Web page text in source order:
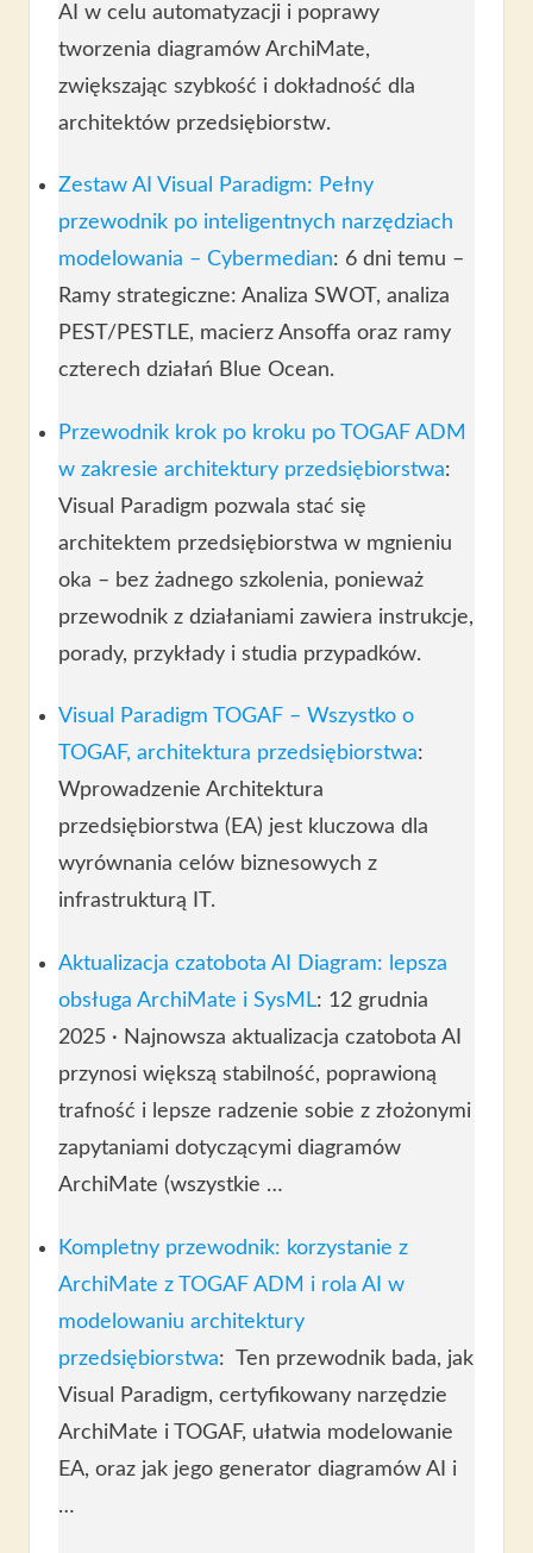
AI w celu automatyzacji i poprawy
tworzenia diagramów ArchiMate,
zwiększając szybkość i dokładność dla
architektów przedsiębiorstw.
Zestaw AI Visual Paradigm: Pełny
przewodnik po inteligentnych narzędziach
modelowania – Cybermedian: 6 dni temu –
Ramy strategiczne: Analiza SWOT, analiza
PEST/PESTLE, macierz Ansoffa oraz ramy
czterech działań Blue Ocean.
Przewodnik krok po kroku po TOGAF ADM
w zakresie architektury przedsiębiorstwa:
Visual Paradigm pozwala stać się
architektem przedsiębiorstwa w mgnieniu
oka – bez żadnego szkolenia, ponieważ
przewodnik z działaniami zawiera instrukcje,
porady, przykłady i studia przypadków.
Visual Paradigm TOGAF – Wszystko o
TOGAF, architektura przedsiębiorstwa:
Wprowadzenie Architektura
przedsiębiorstwa (EA) jest kluczowa dla
wyrównania celów biznesowych z
infrastrukturą IT.
Aktualizacja czatobota AI Diagram: lepsza
obsługa ArchiMate i SysML: 12 grudnia
2025 · Najnowsza aktualizacja czatobota AI
przynosi większą stabilność, poprawioną
trafność i lepsze radzenie sobie z złożonymi
zapytaniami dotyczącymi diagramów
ArchiMate (wszystkie …
Kompletny przewodnik: korzystanie z
ArchiMate z TOGAF ADM i rola AI w
modelowaniu architektury
przedsiębiorstwa: Ten przewodnik bada, jak
Visual Paradigm, certyfikowany narzędzie
ArchiMate i TOGAF, ułatwia modelowanie
EA, oraz jak jego generator diagramów AI i
…